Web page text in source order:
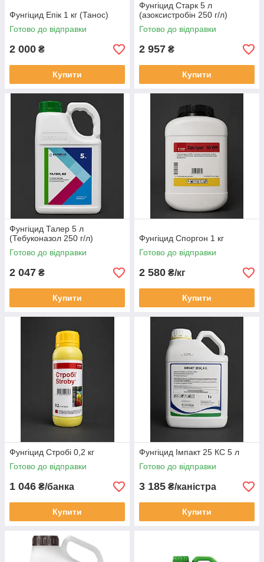
Фунгіцид Епік 1 кг (Танос)
Готово до відправки
2 000 ₴
Купити
Фунгіцид Старк 5 л
(азоксистробін 250 г/л)
Готово до відправки
2 957 ₴
Купити
Фунгіцид Талер 5 л
(Тебуконазол 250 г/л)
Готово до відправки
2 047 ₴
Купити
Фунгіцид Споргон 1 кг
Готово до відправки
2 580 ₴/кг
Купити
Фунгіцид Стробі 0,2 кг
Готово до відправки
1 046 ₴/банка
Купити
Фунгіцид Імпакт 25 КС 5 л
Готово до відправки
3 185 ₴/каністра
Купити